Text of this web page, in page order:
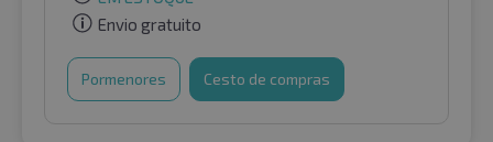
Envio gratuito
Pormenores Cesto de compras